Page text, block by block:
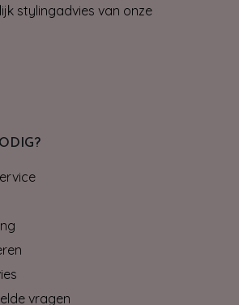
stylingadvies van onze
vragen